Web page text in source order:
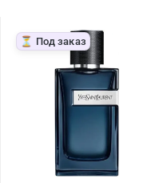
⏳ Под заказ